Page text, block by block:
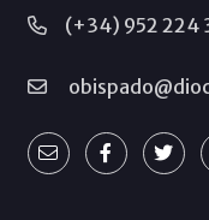
(+34) 952 224